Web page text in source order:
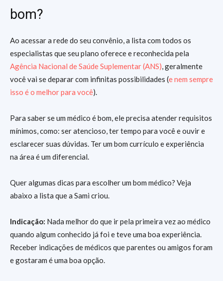
bom?
Ao acessar a rede do seu convênio, a lista com todos os
especialistas que seu plano oferece e reconhecida pela
Agência Nacional de Saúde Suplementar (ANS), geralmente
você vai se deparar com infinitas possibilidades (e nem sempre
isso é o melhor para você).
Para saber se um médico é bom, ele precisa atender requisitos
mínimos, como: ser atencioso, ter tempo para você e ouvir e
esclarecer suas dúvidas. Ter um bom currículo e experiência
na área é um diferencial.
Quer algumas dicas para escolher um bom médico? Veja
abaixo a lista que a Sami criou.
Indicação: Nada melhor do que ir pela primeira vez ao médico
quando algum conhecido já foi e teve uma boa experiência.
Receber indicações de médicos que parentes ou amigos foram
e gostaram é uma boa opção.